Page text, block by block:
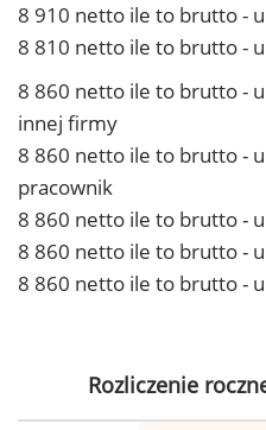
8 910 netto ile to brutto -
8 810 netto ile to brutto -
8 860 netto ile to brutto -
innej firmy
8 860 netto ile to brutto -
pracownik
8 860 netto ile to brutto -
8 860 netto ile to brutto -
8 860 netto ile to brutto -
Rozliczenie